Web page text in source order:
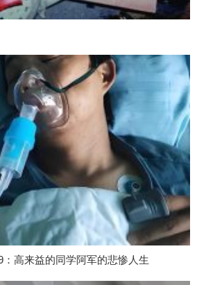
高来益的同学阿军的悲惨人生